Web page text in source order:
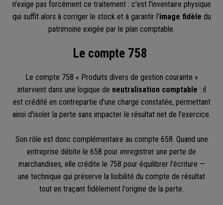
n'exige pas forcément ce traitement : c'est l'inventaire physique
qui suffit alors à corriger le stock et à garantir l'image fidèle du
patrimoine exigée par le plan comptable.
Le compte 758
Le compte 758 « Produits divers de gestion courante »
intervient dans une logique de neutralisation comptable : il
est crédité en contrepartie d'une charge constatée, permettant
ainsi d'isoler la perte sans impacter le résultat net de l'exercice.
Son rôle est donc complémentaire au compte 658. Quand une
entreprise débite le 658 pour enregistrer une perte de
marchandises, elle crédite le 758 pour équilibrer l'écriture —
une technique qui préserve la lisibilité du compte de résultat
tout en traçant fidèlement l'origine de la perte.